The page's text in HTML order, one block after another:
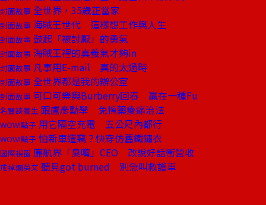
封面故事 全世界，35歲正當家
封面故事 海賊王世代 這樣想工作與人生
封面故事 鼓起「被討厭」的勇氣
封面故事 海賊王裡的真義氣才夠in
封面故事 凡事用E-mail 真的太過時
封面故事 全世界都是我的辦公室
封面故事 可口可樂與Burberry回春 贏在一種Fu
名醫談養生 跟盧彥勳學 免擦藥痠痛治法
WOW!點子 用它隔空充電 五公尺內都行
WOW!點子 怕新車遭竊？快穿仿舊鐵鏽衣
國際視窗 廉航界「臭嘴」CEO 改說好話衝營收
戒掉爛英文 聽見got burned 別急叫救護車